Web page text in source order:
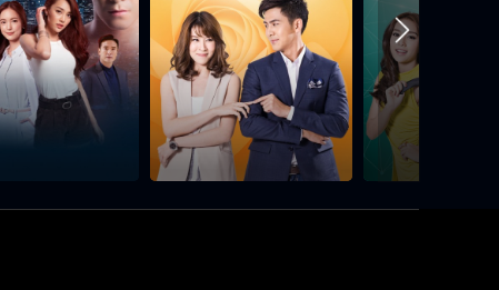
ผมจะให้ไตพ่อเอง
ใหญ่มาจากไหนถึงใช้เงินฟาดหัวคนอื่น